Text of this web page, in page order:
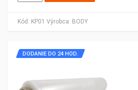
Kód: KP01 Výrobca: BODY
DODANIE DO 24 HOD.